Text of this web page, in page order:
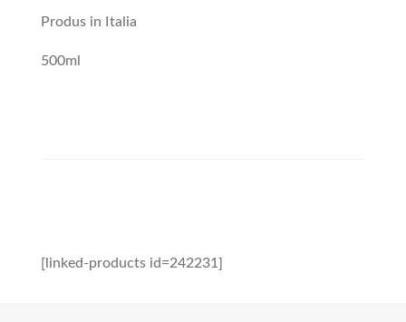
Produs in Italia
500ml
[linked-products id=242231]